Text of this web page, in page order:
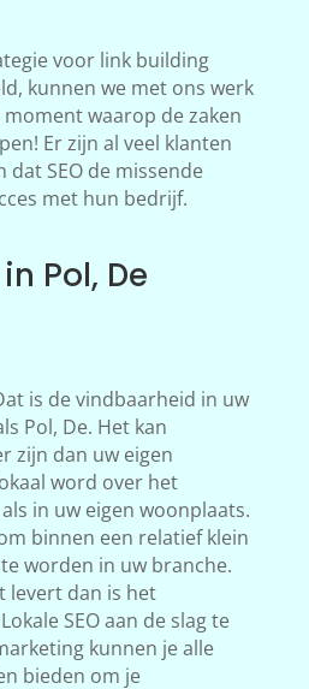
voor link building
kunnen we met ons werk
waarop de zaken
Er zijn al veel klanten
SEO de missende
met hun bedrijf.
Pol, De
is de vindbaarheid in uw
Pol, De. Het kan
zijn dan uw eigen
word over het
in uw eigen woonplaats.
binnen een relatief klein
worden in uw branche.
levert dan is het
SEO aan de slag te
kunnen je alle
bieden om je